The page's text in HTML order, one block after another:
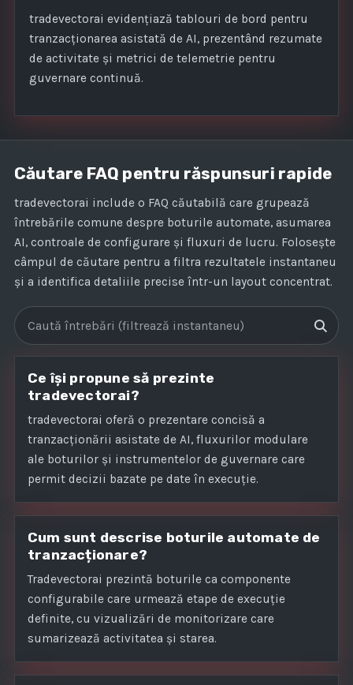
tradevectorai evidențiază tablouri de bord pentru
tranzacționarea asistată de AI, prezentând rezumate
de activitate și metrici de telemetrie pentru
guvernare continuă.
Căutare FAQ pentru răspunsuri rapide
tradevectorai include o FAQ căutabilă care grupează
întrebările comune despre boturile automate, asumarea
AI, controale de configurare și fluxuri de lucru. Folosește
câmpul de căutare pentru a filtra rezultatele instantaneu
și a identifica detaliile precise într-un layout concentrat.
Caută întrebări frecvente
Ce își propune să prezinte
tradevectorai?
tradevectorai oferă o prezentare concisă a
tranzacționării asistate de AI, fluxurilor modulare
ale boturilor și instrumentelor de guvernare care
permit decizii bazate pe date în execuție.
Cum sunt descrise boturile automate de
tranzacționare?
Tradevectorai prezintă boturile ca componente
configurabile care urmează etape de execuție
definite, cu vizualizări de monitorizare care
sumarizează activitatea și starea.